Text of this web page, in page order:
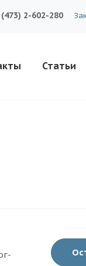
(473) 2-602-280
Статьи